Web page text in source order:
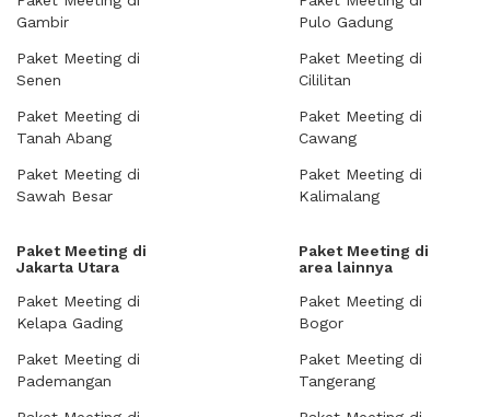
Gambir
Paket Meeting di
Senen
Paket Meeting di
Tanah Abang
Paket Meeting di
Sawah Besar
Pulo Gadung
Paket Meeting di
Cililitan
Paket Meeting di
Cawang
Paket Meeting di
Kalimalang
Paket Meeting di
Jakarta Utara
Paket Meeting di
Kelapa Gading
Paket Meeting di
Pademangan
Paket Meeting di
area lainnya
Paket Meeting di
Bogor
Paket Meeting di
Tangerang